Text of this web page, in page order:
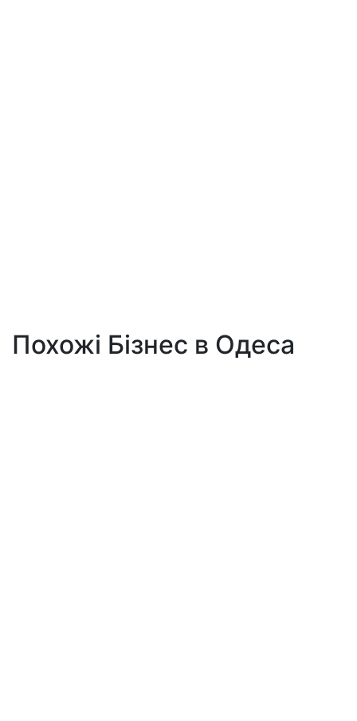
Похожі Бізнес в Одеса